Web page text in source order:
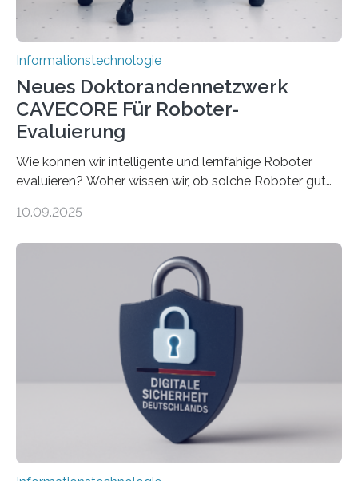
rücken dabei insbesondere…
Informationstechnologie
Neues Doktorandennetzwerk
CAVECORE Für Roboter-
Evaluierung
Wie können wir intelligente und lernfähige Roboter
evaluieren? Woher wissen wir, ob solche Roboter gut
sich CAVECORE – ein neues Marie Skłodowska-Curie
koordiniert wird. Ab dem 1. September werden sich
über einen Zeitraum von vier Jahren insgesamt 15
Promovierende im Rahmen von CAVECORE mit
kognitiven Robotern beschäftigen – also mit Robotern,
die mittels Sensoren ihre Umgebung erfassen,
Informationen verarbeiten und häufig auch mit…
10.09.2025